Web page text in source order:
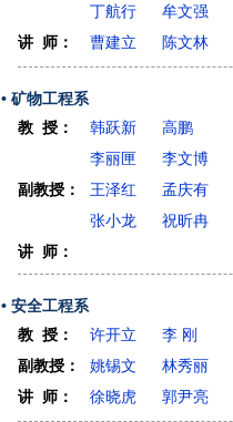
丁航行
牟文强
讲 师：
曹建立 陈文林
• 矿物工程系
教 授：
韩跃新 高鹏
李丽匣
李文博
副教授：
王泽红 孟庆有
张小龙
祝昕冉
讲 师：
• 安全工程系
教 授：
许开立 李 刚
副教授：
姚锡文 林秀丽
讲 师：
徐晓虎 郭尹亮